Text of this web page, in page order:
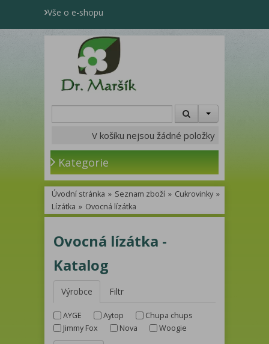
Vše o e-shopu
V košíku nejsou žádné položky
Kategorie
Úvodní stránka » Seznam zboží » Cukrovinky »
Lízátka » Ovocná lízátka
Ovocná lízátka -
Katalog
Výrobce Filtr
AYGE Aytop
Chupa chups
Jimmy Fox
Nova Woogie